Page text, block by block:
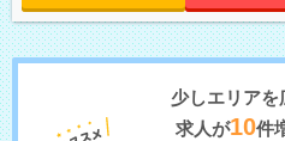
少しエリアを
求人が10件